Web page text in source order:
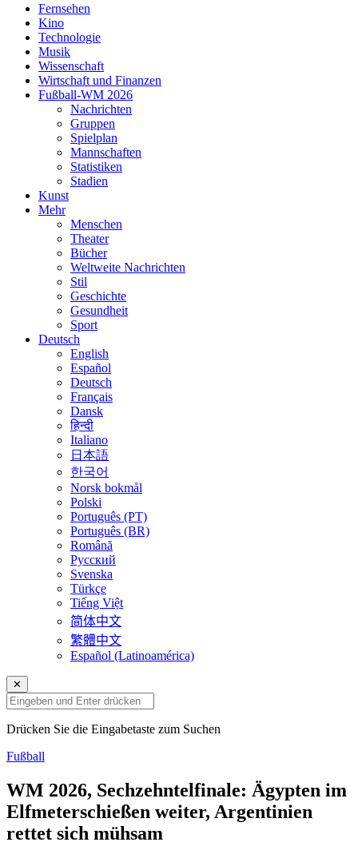
Fernsehen
Kino
Technologie
Musik
Wissenschaft
Wirtschaft und Finanzen
Fußball-WM 2026
Nachrichten
Gruppen
Spielplan
Mannschaften
Statistiken
Stadien
Kunst
Mehr
Menschen
Theater
Bücher
Weltweite Nachrichten
Stil
Geschichte
Gesundheit
Sport
Deutsch
English
Español
Deutsch
Français
Dansk
हिन्दी
Italiano
日本語
한국어
Norsk bokmål
Polski
Português (PT)
Português (BR)
Română
Русский
Svenska
Türkçe
Tiếng Việt
简体中文
繁體中文
Español (Latinoamérica)
✕
Drücken Sie die Eingabetaste zum Suchen
Fußball
WM 2026, Sechzehntelfinale: Ägypten im
Elfmeterschießen weiter, Argentinien
rettet sich mühsam